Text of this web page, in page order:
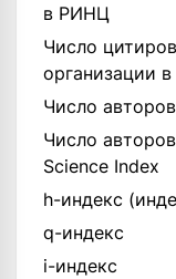
в РИНЦ
Число
организации
Число авторов
Число
Science Index
h-индекс
q-индекс
i-индекс